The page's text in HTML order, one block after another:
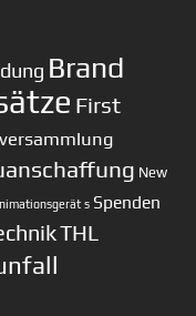
Brand
First
New
s Spenden
THL